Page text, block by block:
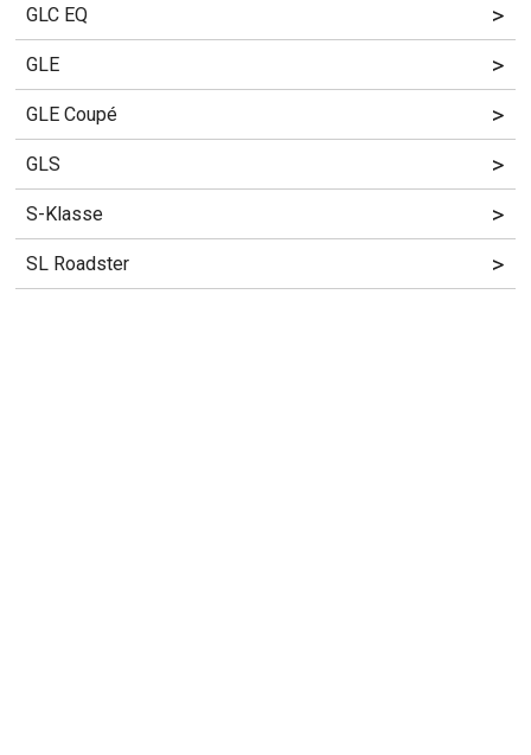
GLC EQ >
GLE >
GLE Coupé >
GLS >
S-Klasse >
SL Roadster >